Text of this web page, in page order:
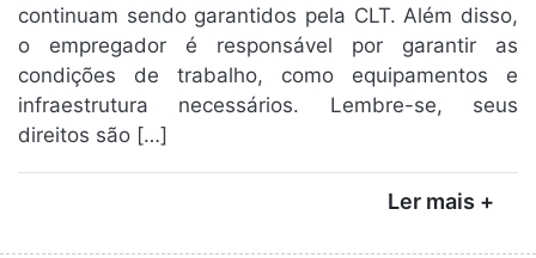
continuam sendo garantidos pela CLT. Além disso,
o empregador é responsável por garantir as
condições de trabalho, como equipamentos e
infraestrutura necessários. Lembre-se, seus
direitos são […]
Ler mais +